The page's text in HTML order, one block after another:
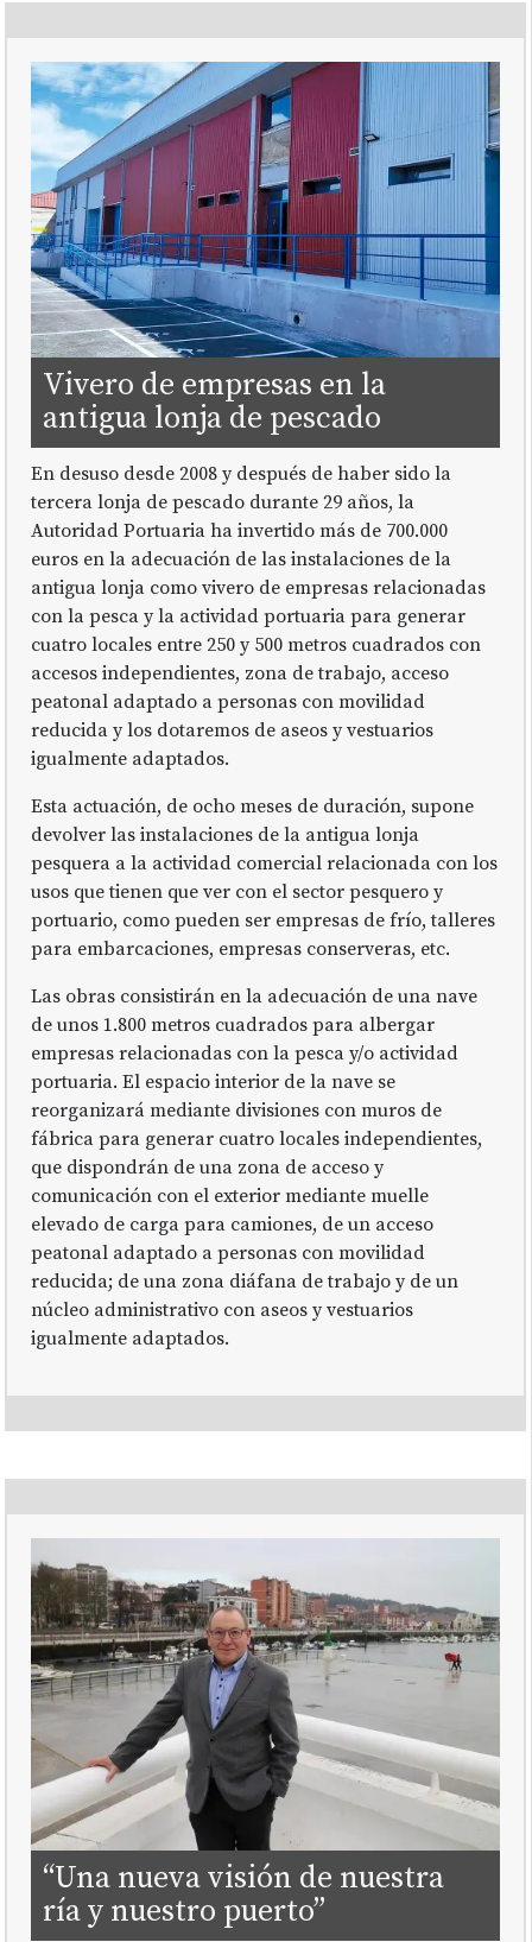
Vivero de empresas en la
antigua lonja de pescado
En desuso desde 2008 y después de haber sido la
tercera lonja de pescado durante 29 años, la
Autoridad Portuaria ha invertido más de 700.000
euros en la adecuación de las instalaciones de la
antigua lonja como vivero de empresas relacionadas
con la pesca y la actividad portuaria para generar
cuatro locales entre 250 y 500 metros cuadrados con
accesos independientes, zona de trabajo, acceso
peatonal adaptado a personas con movilidad
reducida y los dotaremos de aseos y vestuarios
igualmente adaptados.
Esta actuación, de ocho meses de duración, supone
devolver las instalaciones de la antigua lonja
pesquera a la actividad comercial relacionada con los
usos que tienen que ver con el sector pesquero y
portuario, como pueden ser empresas de frío, talleres
para embarcaciones, empresas conserveras, etc.
Las obras consistirán en la adecuación de una nave
de unos 1.800 metros cuadrados para albergar
empresas relacionadas con la pesca y/o actividad
portuaria. El espacio interior de la nave se
reorganizará mediante divisiones con muros de
fábrica para generar cuatro locales independientes,
que dispondrán de una zona de acceso y
comunicación con el exterior mediante muelle
elevado de carga para camiones, de un acceso
peatonal adaptado a personas con movilidad
reducida; de una zona diáfana de trabajo y de un
núcleo administrativo con aseos y vestuarios
igualmente adaptados.
“Una nueva visión de nuestra
ría y nuestro puerto”